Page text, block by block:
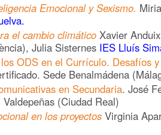
Emocional y Sexismo.
el cambio climático Xavier
Julia Sisternes IES Lluís
ODS en el Currículo. Desafíos
Sede Benalmádena
en Secundaria. José
Valdepeñas (Ciudad Real)
en los proyectos Virginia